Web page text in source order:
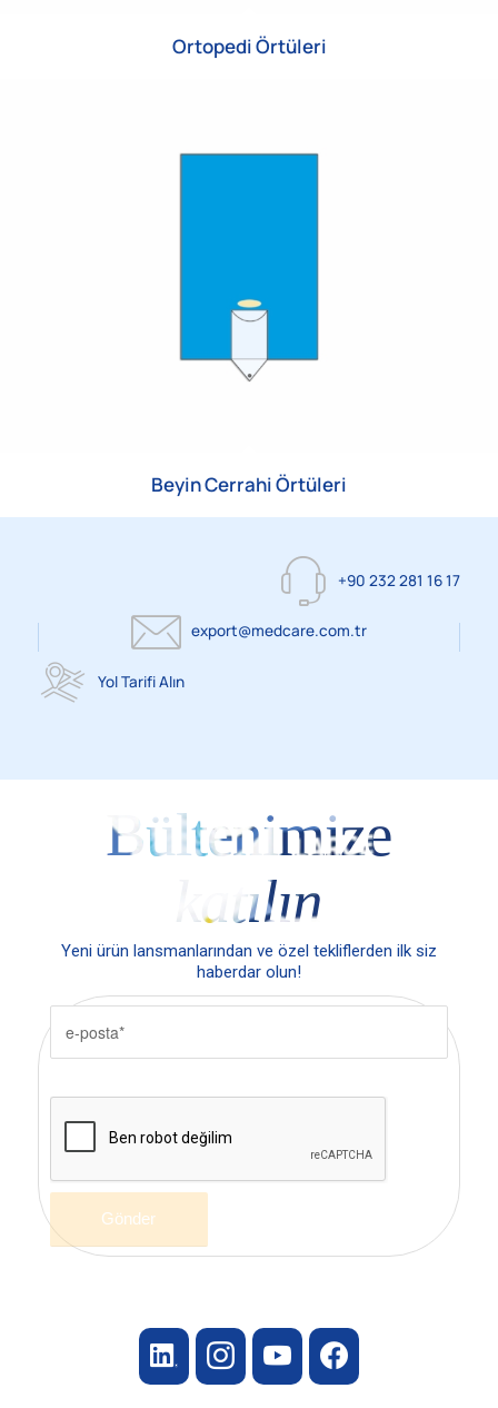
Ortopedi Örtüleri
Beyin Cerrahi Örtüleri
+90 232 281 16 17
export@medcare.com.tr
Yol Tarifi Alın
Bültenimize
katılın
Yeni ürün lansmanlarından ve özel tekliflerden ilk siz
haberdar olun!